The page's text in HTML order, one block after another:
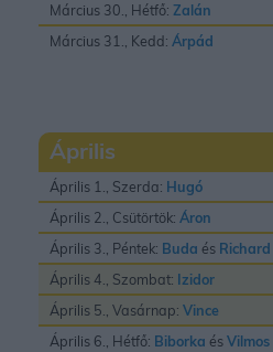
Március 30., Hétfő: Zalán
Március 31., Kedd: Árpád
Április
Április 1., Szerda: Hugó
Április 2., Csütörtök: Áron
Április 3., Péntek: Buda és Richard
Április 4., Szombat: Izidor
Április 5., Vasárnap: Vince
Április 6., Hétfő: Biborka ésVilmos